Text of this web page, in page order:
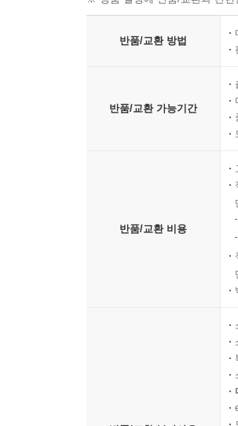
반품/교환 방법
반품/교환 가능기간
반품/교환 비용